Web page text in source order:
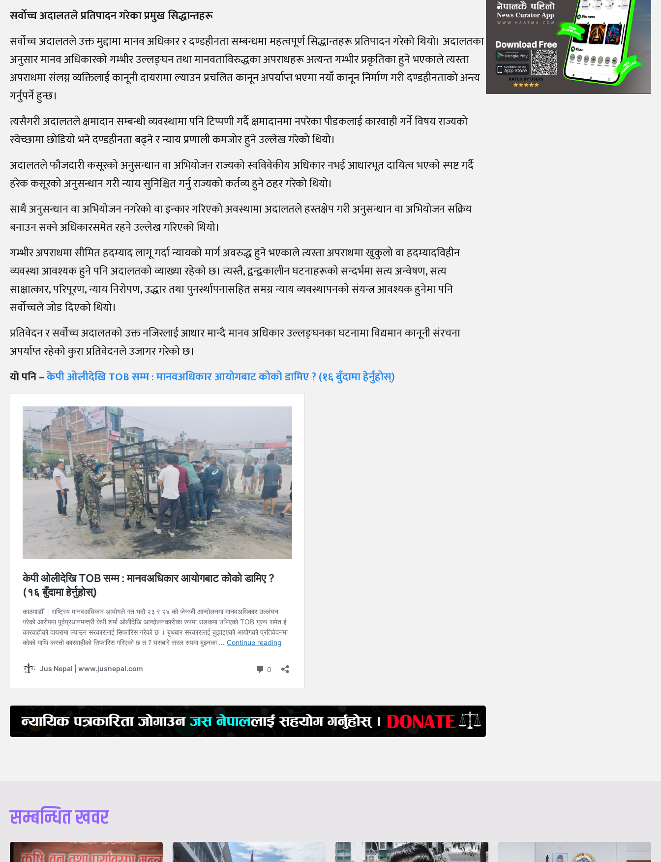
सर्वोच्च अदालतले प्रतिपादन गरेका प्रमुख सिद्धान्तहरू
सर्वोच्च अदालतले उक्त मुद्दामा मानव अधिकार र दण्डहीनता सम्बन्धमा महत्वपूर्ण सिद्धान्तहरू प्रतिपादन गरेको थियो। अदालतका
अनुसार मानव अधिकारको गम्भीर उल्लङ्घन तथा मानवताविरुद्धका अपराधहरू अत्यन्त गम्भीर प्रकृतिका हुने भएकाले त्यस्ता
अपराधमा संलग्न व्यक्तिलाई कानूनी दायरामा ल्याउन प्रचलित कानून अपर्याप्त भएमा नयाँ कानून निर्माण गरी दण्डहीनताको अन्त्य
गर्नुपर्ने हुन्छ।
त्यसैगरी अदालतले क्षमादान सम्बन्धी व्यवस्थामा पनि टिप्पणी गर्दै क्षमादानमा नपरेका पीडकलाई कारवाही गर्ने विषय राज्यको
स्वेच्छामा छोडियो भने दण्डहीनता बढ्ने र न्याय प्रणाली कमजोर हुने उल्लेख गरेको थियो।
अदालतले फौजदारी कसूरको अनुसन्धान वा अभियोजन राज्यको स्वविवेकीय अधिकार नभई आधारभूत दायित्व भएको स्पष्ट गर्दै
हरेक कसूरको अनुसन्धान गरी न्याय सुनिश्चित गर्नु राज्यको कर्तव्य हुने ठहर गरेको थियो।
साथै अनुसन्धान वा अभियोजन नगरेको वा इन्कार गरिएको अवस्थामा अदालतले हस्तक्षेप गरी अनुसन्धान वा अभियोजन सक्रिय
बनाउन सक्ने अधिकारसमेत रहने उल्लेख गरिएको थियो।
गम्भीर अपराधमा सीमित हदम्याद लागू गर्दा न्यायको मार्ग अवरुद्ध हुने भएकाले त्यस्ता अपराधमा खुकुलो वा हदम्यादविहीन
व्यवस्था आवश्यक हुने पनि अदालतको व्याख्या रहेको छ। त्यस्तै, द्वन्द्वकालीन घटनाहरूको सन्दर्भमा सत्य अन्वेषण, सत्य
साक्षात्कार, परिपूरण, न्याय निरोपण, उद्धार तथा पुनर्स्थापनासहित समग्र न्याय व्यवस्थापनको संयन्त्र आवश्यक हुनेमा पनि
सर्वोच्चले जोड दिएको थियो।
प्रतिवेदन र सर्वोच्च अदालतको उक्त नजिरलाई आधार मान्दै मानव अधिकार उल्लङ्घनका घटनामा विद्यमान कानूनी संरचना
अपर्याप्त रहेको कुरा प्रतिवेदनले उजागर गरेको छ।
याे पनि –केपी ओलीदेखि TOB सम्म : मानवअधिकार आयोगबाट कोको डामिए ? (१६ बुँदामा हेर्नुहोस्)
सम्बन्धित खवर